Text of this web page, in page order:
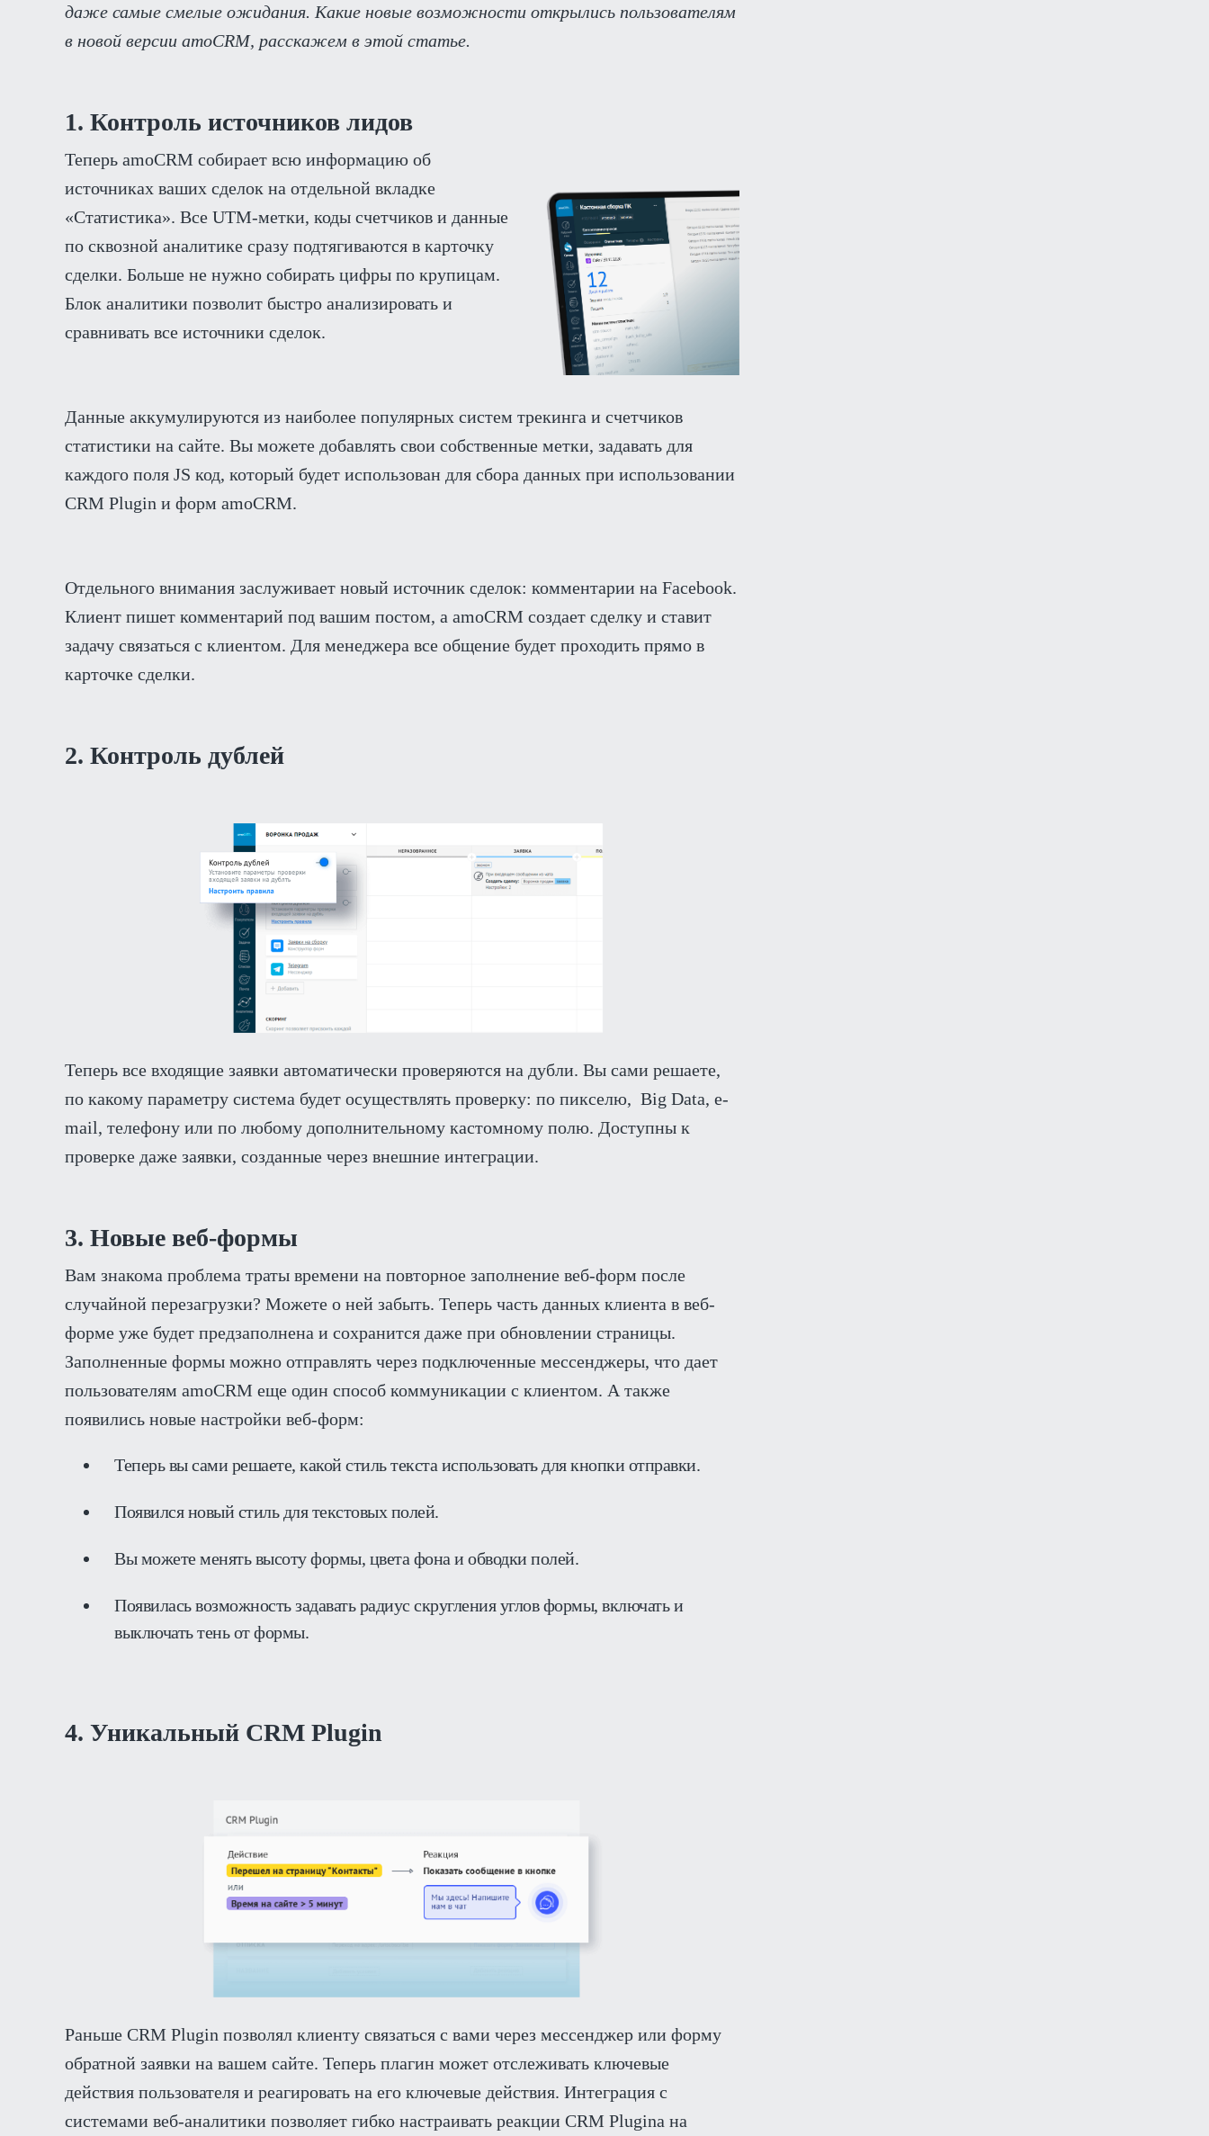
даже самые смелые ожидания. Какие новые возможности открылись пользователям
в новой версии amoCRM, расскажем в этой статье.
1. Контроль источников лидов
Теперь amoCRM собирает всю информацию об
источниках ваших сделок на отдельной вкладке
«Статистика». Все UTM-метки, коды счетчиков и данные
по сквозной аналитике сразу подтягиваются в карточку
сделки. Больше не нужно собирать цифры по крупицам.
Блок аналитики позволит быстро анализировать и
сравнивать все источники сделок.
Данные аккумулируются из наиболее популярных систем трекинга и счетчиков
статистики на сайте. Вы можете добавлять свои собственные метки, задавать для
каждого поля JS код, который будет использован для сбора данных при использовании
CRM Plugin и форм amoCRM.
Отдельного внимания заслуживает новый источник сделок: комментарии на Facebook.
Клиент пишет комментарий под вашим постом, а amoCRM создает сделку и ставит
задачу связаться с клиентом. Для менеджера все общение будет проходить прямо в
карточке сделки.
2. Контроль дублей
Теперь все входящие заявки автоматически проверяются на дубли. Вы сами решаете,
по какому параметру система будет осуществлять проверку: по пикселю, Big Data, e-
mail, телефону или по любому дополнительному кастомному полю. Доступны к
проверке даже заявки, созданные через внешние интеграции.
3. Новые веб-формы
Вам знакома проблема траты времени на повторное заполнение веб-форм после
случайной перезагрузки? Можете о ней забыть. Теперь часть данных клиента в веб-
форме уже будет предзаполнена и сохранится даже при обновлении страницы.
Заполненные формы можно отправлять через подключенные мессенджеры, что дает
пользователям amoCRM еще один способ коммуникации с клиентом. А также
появились новые настройки веб-форм:
Теперь вы сами решаете, какой стиль текста использовать для кнопки отправки.
Появился новый стиль для текстовых полей.
Вы можете менять высоту формы, цвета фона и обводки полей.
Появилась возможность задавать радиус скругления углов формы, включать и
выключать тень от формы.
4. Уникальный CRM Plugin
Раньше CRM Plugin позволял клиенту связаться с вами через мессенджер или форму
обратной заявки на вашем сайте. Теперь плагин может отслеживать ключевые
действия пользователя и реагировать на его ключевые действия. Интеграция с
системами веб-аналитики позволяет гибко настраивать реакции CRM Plugina на